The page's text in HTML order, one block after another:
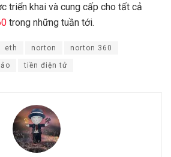
triển khai và cung cấp cho tất cả
trong những tuần tới.
eth norton norton 360
tiền điện tử